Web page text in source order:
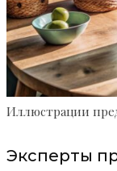
Иллюстрации
Эксперты